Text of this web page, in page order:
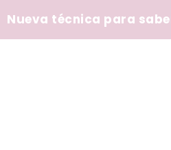
Nueva técnica para